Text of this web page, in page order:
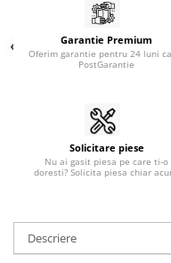
Garantie Premium
Oferim garantie pentru 24 luni
PostGarantie
Solicitare piese
Nu ai gasit piesa pe care ti-o
doresti? Solicita piesa chiar
Descriere